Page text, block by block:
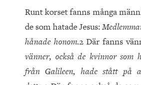
Runt korset fanns många
de som hatade Jesus:
hånade honom.2 Där fanns
vänner, också de kvinnor som
från Galileen, hade stått på